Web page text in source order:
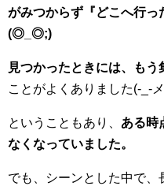
がみつからず『どこへ行
(◎_◎;)
見つかったときには、も
ことがよくありました(-_-メ
ということもあり、 ある時
なくなっていました。
でも、シーンとした中で、